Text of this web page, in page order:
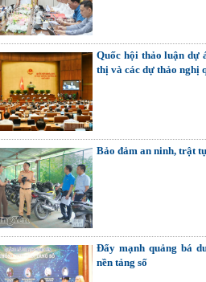
Quốc hội thảo luận dự
thị và các dự thảo nghị
Bảo đảm an ninh, trật
Đẩy mạnh quảng bá
nền tảng số